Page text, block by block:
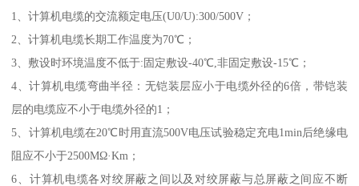
1、计算机电缆的交流额定电压(U0/U):300/500V；
2、计算机电缆长期工作温度为70℃；
3、敷设时环境温度不低于:固定敷设-40℃,非固定敷设-15℃；
4、计算机电缆弯曲半径：无铠装层应小于电缆外径的6倍，带铠装
层的电缆应不小于电缆外径的1；
5、计算机电缆在20℃时用直流500V电压试验稳定充电1min后绝缘电
阻应不小于2500MΩ·Km；
6、计算机电缆各对绞屏蔽之间以及对绞屏蔽与总屏蔽之间应不断